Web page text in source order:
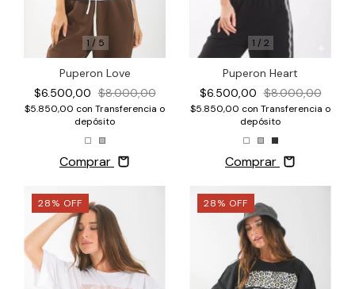
1/ 5
Puperon Love
$6.500,00 $8.000,00
$5.850,00 con Transferencia o
depósito
Comprar
1 / 2
Puperon Heart
$6.500,00 $8.000,00
$5.850,00 con Transferencia o
depósito
Comprar
28% OFF 28% OFF